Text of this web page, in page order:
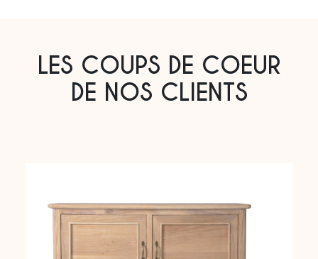
LES COUPS DE COEUR
DE NOS CLIENTS